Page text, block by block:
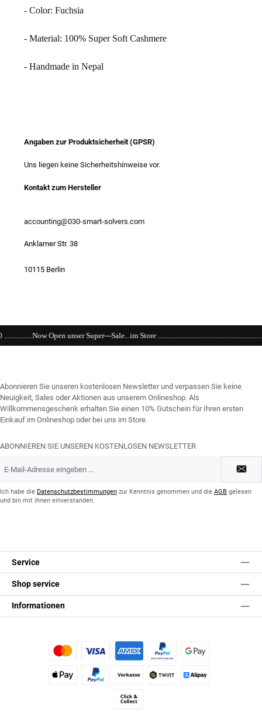
- Color: Fuchsia
- Material: 100% Super Soft Cashmere
- Handmade in Nepal
Angaben zur Produktsicherheit (GPSR)
Uns liegen keine Sicherheitshinweise vor.
Kontakt zum Hersteller
accounting@030-smart-solvers.com
Anklamer Str. 38
10115 Berlin
unser Super---Sale...im Store
Abonnieren Sie unseren kostenlosen Newsletter und verpassen Sie keine
Neuigkeit, Sales oder Aktionen aus unserem Onlineshop. Als
Willkommensgeschenk erhalten Sie einen 10% Gutschein für Ihren ersten
Einkauf im Onlineshop oder bei uns im Store.
ABONNIEREN SIE UNSEREN KOSTENLOSEN NEWSLETTER
Mail-
*Ich habe die Datenschutzbestimmungen zur Kenntnis genommen und die AGB gelesen
und bin mit ihnen einverstanden.
Service
Shop service
Informationen
Kredit- oder Debitkarte Später BezahlenGoogle Pay
Vorkasse